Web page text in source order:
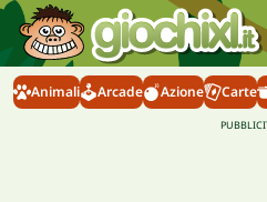
Animali Arcade Azione Carte